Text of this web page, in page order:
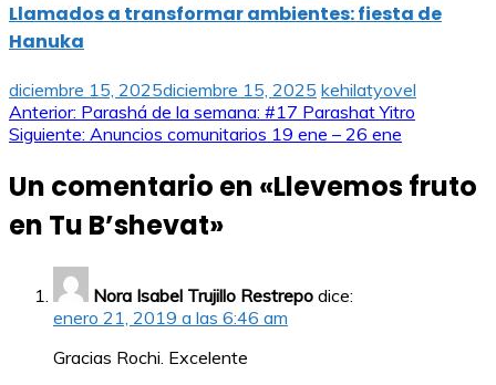
Llamados a transformar ambientes: fiesta de
Hanuka
diciembre 15, 2025diciembre 15, 2025 kehilatyovel
Navegación
entradas
Anterior: Parashá de la semana: #17 Parashat Yitro
Siguiente: Anuncios comunitarios 19 ene – 26 ene
Un comentario en «Llevemos fruto
en Tu B’shevat»
Nora Isabel Trujillo Restrepo dice:
enero 21, 2019 a las 6:46 am
Gracias Rochi. Excelente